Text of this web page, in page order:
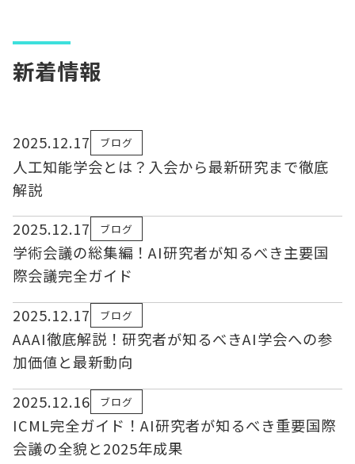
新着情報
2025.12.17 ブログ
人工知能学会とは？入会から最新研究まで徹底
解説
2025.12.17
ブログ
学術会議の総集編！AI研究者が知るべき主要国
際会議完全ガイド
2025.12.17
ブログ
AAAI徹底解説！研究者が知るべきAI学会への参
加価値と最新動向
2025.12.16
ブログ
ICML完全ガイド！AI研究者が知るべき重要国際
会議の全貌と2025年成果